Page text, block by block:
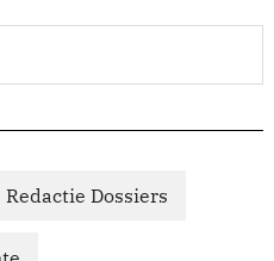
Redactie Dossiers